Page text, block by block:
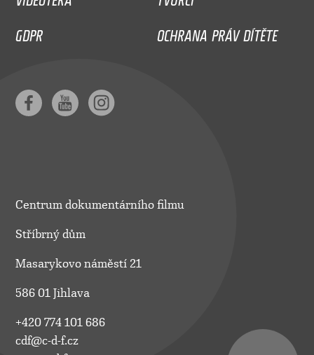
GDPR
OCHRANA PRÁV DÍTĚTE
Centrum dokumentárního filmu
Stříbrný dům
Masarykovo náměstí 21
586 01 Jihlava
+420 774 101 686
cdf@c-d-f.cz